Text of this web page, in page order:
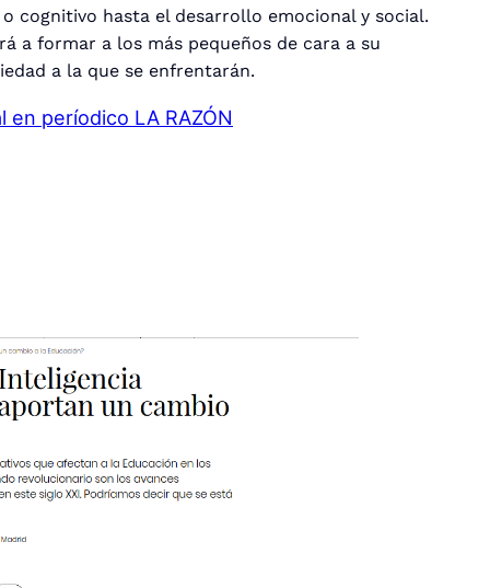
cognitivo hasta el desarrollo emocional y social.
a formar a los más pequeños de cara a su
a la que se enfrentarán.
en períodico LA RAZÓN